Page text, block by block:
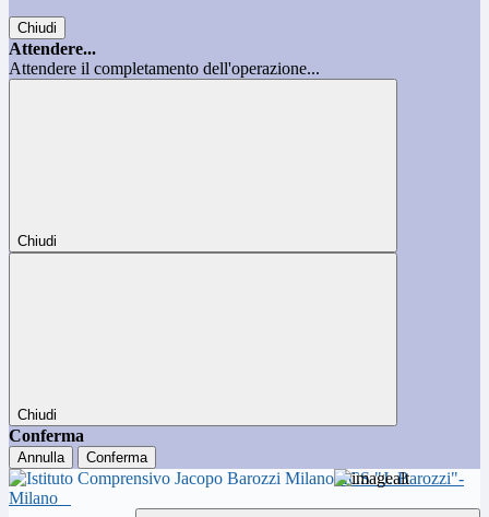
Chiudi
Attendere...
Attendere il completamento dell'operazione...
Chiudi
Chiudi
Conferma
Annulla Conferma
ICS "J. Barozzi"-
Milano